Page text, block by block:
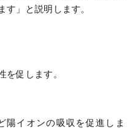
す」と説明します。
を促します。
陽イオンの吸収を促進しま